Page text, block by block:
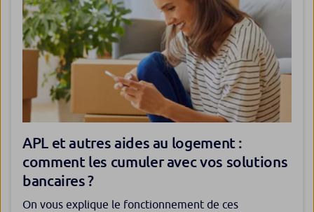
APL et autres aides au logement :
comment les cumuler avec vos solutions
bancaires ?
On vous explique le fonctionnement de ces